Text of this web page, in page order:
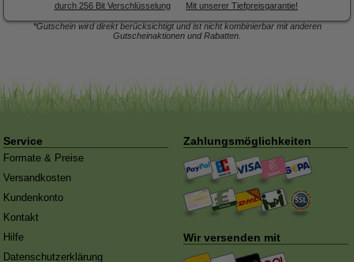
durch 256 Bit Verschlüsselung
Mit unserer Tiefpreisgarantie!
ein
*Gutschein wird direkt berücksichtigt und ist nicht kombinierbar mit anderen
Gutscheinaktionen und Rabatten.
Service
Formate & Preise
Versandkosten
Kundenkonto
Kontakt
Hilfe
Datenschutzerklärung
Zahlungsmöglichkeiten
Wir versenden mit